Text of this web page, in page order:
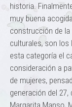
historia.
muy buena
construcción de
culturales, son los
esta categoría el
consideración a
de mujeres,
generación del
Margarita Manso,